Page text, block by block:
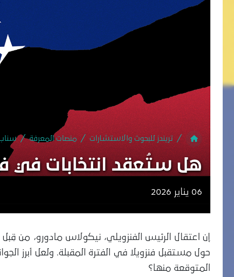
تريندز للبحوث والاستشارات منصات المعرفة
هل ستُعقد انتخابات في
06 يناير 2026
إن اعتقال الرئيس الفنزويلي، نيكولاس مادورو، من
حول مستقبل فنزويلا في الفترة المقبلة. ولعل أبرز
المتوقعة منها؟